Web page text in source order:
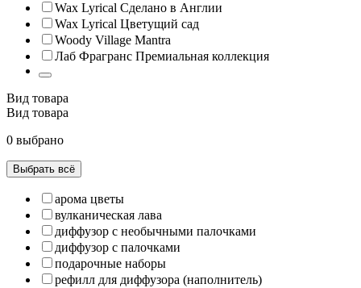
Wax Lyrical Сделано в Англии
Wax Lyrical Цветущий сад
Woody Village Mantra
Лаб Фрагранс Премиальная коллекция
Вид товара
Вид товара
0 выбрано
Выбрать всё
арома цветы
вулканическая лава
диффузор с необычными палочками
диффузор с палочками
подарочные наборы
рефилл для диффузора (наполнитель)